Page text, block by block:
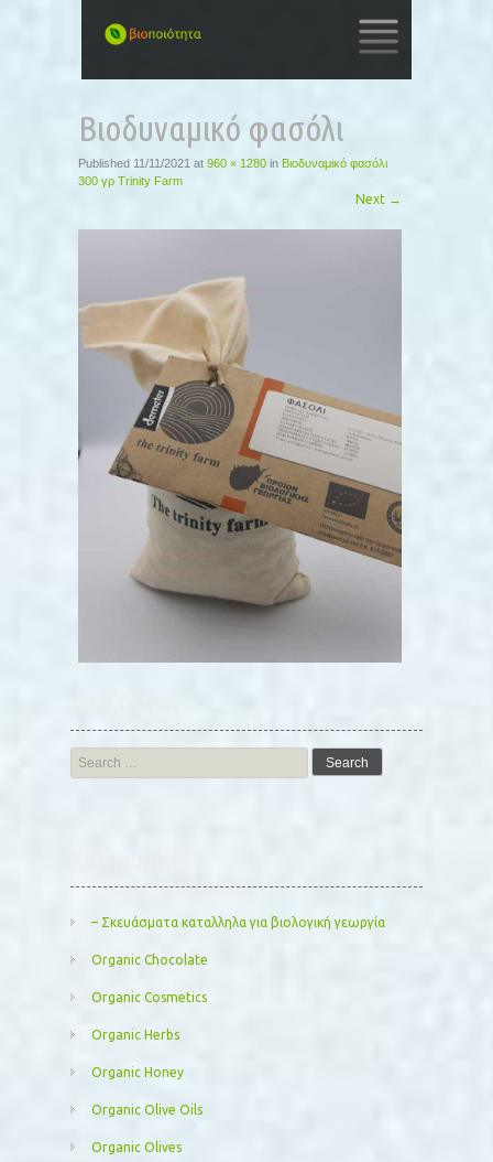
CONTENT
Βιοδυναμικό φασόλι
Published 11/11/2021 at 960 × 1280 in Βιοδυναμικό φασόλι
300 γρ Trinity Farm
Next →
Search
for:
– Σκευάσματα καταλληλα για βιολογική γεωργία
Organic Chocolate
Organic Cosmetics
Organic Herbs
Organic Honey
Organic Olive Oils
Organic Olives